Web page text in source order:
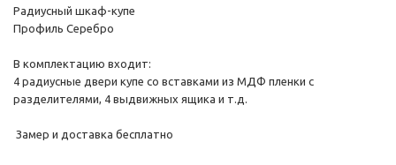
Радиусный шкаф-купе
Профиль Серебро
В комплектацию входит:
4 радиусные двери купе со вставками из МДФ пленки с
разделителями, 4 выдвижных ящика и т.д.
Замер и доставка бесплатно